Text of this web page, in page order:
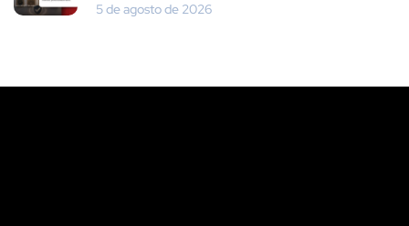
5 de agosto de 2026